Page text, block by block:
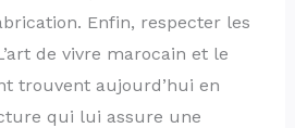
Enfin, respecter les
de vivre marocain et le
trouvent aujourd’hui en
qui lui assure une